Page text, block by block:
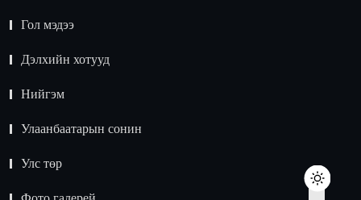
Гол мэдээ
Дэлхийн хотууд
Нийгэм
Улаанбаатарын сонин
Улс төр